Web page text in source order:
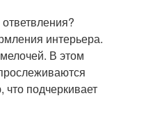
интерьера.
В этом
подчеркивает